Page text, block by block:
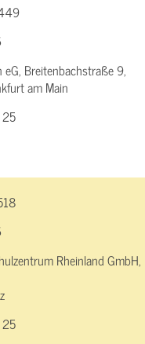
eG, Breitenbachstraße 9,
am Main
25
Rheinland
25